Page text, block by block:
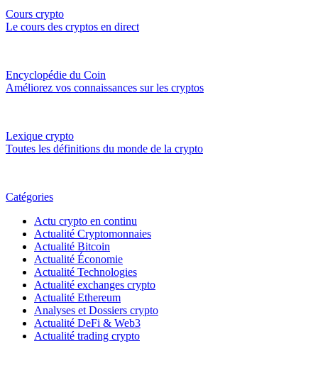
Cours crypto
Le cours des cryptos en direct
Encyclopédie du Coin
Améliorez vos connaissances sur les cryptos
Lexique crypto
Toutes les définitions du monde de la crypto
Catégories
Actu crypto en continu
Actualité Cryptomonnaies
Actualité Bitcoin
Actualité Économie
Actualité Technologies
Actualité exchanges crypto
Actualité Ethereum
Analyses et Dossiers crypto
Actualité DeFi & Web3
Actualité trading crypto